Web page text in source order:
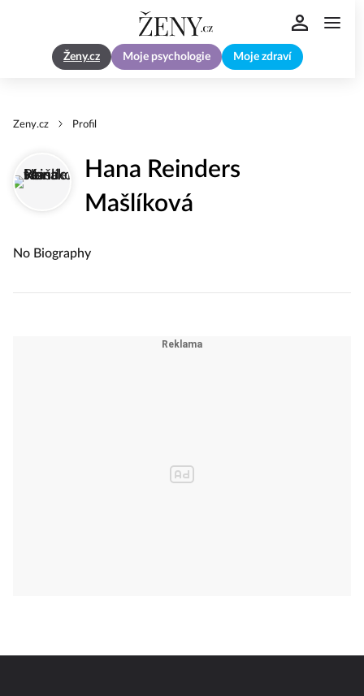
Ženy.cz Moje psychologie Moje zdraví
Zeny.cz Profil
Hana Reinders
Mašlíková
No Biography